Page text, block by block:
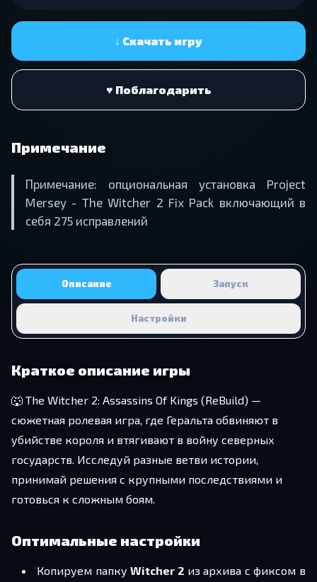
↓ Скачать игру
♥ Поблагодарить
Примечание
Примечание: опциональная установка Project
Mersey - The Witcher 2 Fix Pack включающий в
себя 275 исправлений
Описание Запуск
Настройки
Краткое описание игры
🐺 The Witcher 2: Assassins Of Kings (ReBuild) —
сюжетная ролевая игра, где Геральта обвиняют в
убийстве короля и втягивают в войну северных
государств. Исследуй разные ветви истории,
принимай решения с крупными последствиями и
готовься к сложным боям.
Оптимальные настройки
Копируем папкуWitcher 2 из архива с фиксом в